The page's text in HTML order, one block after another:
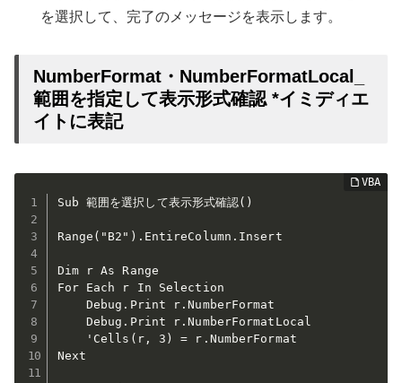
を選択して、完了のメッセージを表示します。
NumberFormat・NumberFormatLocal_
範囲を指定して表示形式確認 *イミディエ
イトに表記
Sub 範囲を選択して表示形式確認()
Range("B2").EntireColumn.Insert
Dim r As Range
For Each r In Selection
    Debug.Print r.NumberFormat
    Debug.Print r.NumberFormatLocal
    'Cells(r, 3) = r.NumberFormat
Next